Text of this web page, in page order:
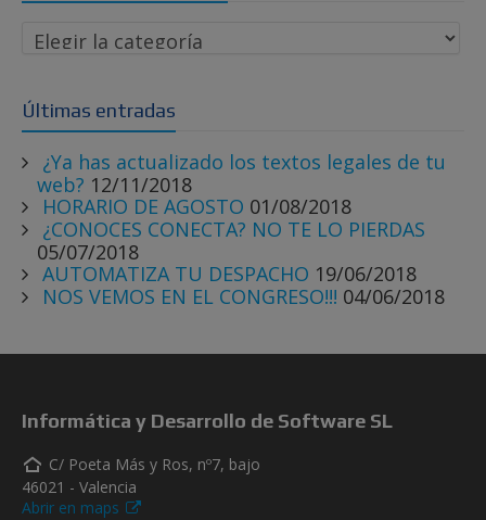
Últimas entradas
¿Ya has actualizado los textos legales de tu
web? 12/11/2018
HORARIO DE AGOSTO 01/08/2018
¿CONOCES CONECTA? NO TE LO PIERDAS
05/07/2018
AUTOMATIZA TU DESPACHO 19/06/2018
NOS VEMOS EN EL CONGRESO!!! 04/06/2018
Informática y Desarrollo de Software SL
C/ Poeta Más y Ros, nº7, bajo
46021 - Valencia
Abrir en maps